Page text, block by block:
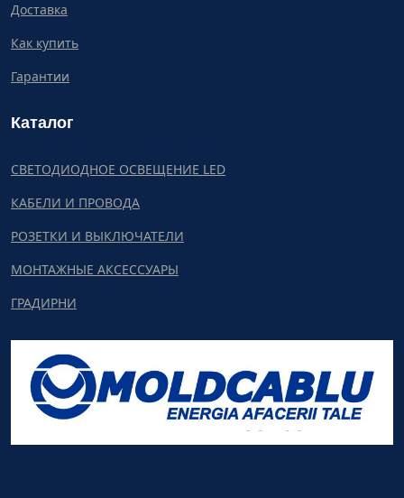
Доставка
Как купить
Гарантии
Каталог
СВЕТОДИОДНОЕ ОСВЕЩЕНИЕ LED
КАБЕЛИ И ПРОВОДА
РОЗЕТКИ И ВЫКЛЮЧАТЕЛИ
МОНТАЖНЫЕ АКСЕССУАРЫ
ГРАДИРНИ